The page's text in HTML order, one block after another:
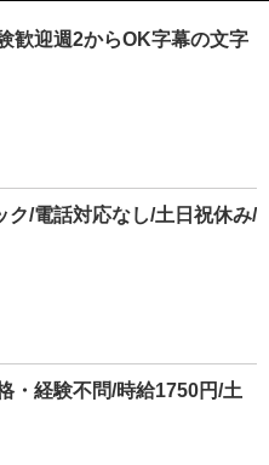
歓迎週2からOK字幕の文字
ク/電話対応なし/土日祝休み/
・経験不問/時給1750円/土